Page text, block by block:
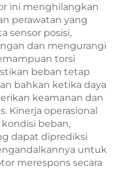
ini menghilangkan
perawatan yang
sensor posisi,
dan mengurangi
torsi
beban tetap
bahkan ketika daya
keamanan dan
Kinerja operasional
beban,
dapat diprediksi
untuk
merespons secara